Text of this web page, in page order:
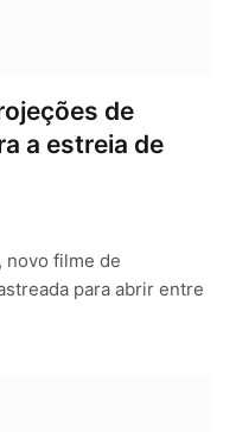
de
a estreia de
novo filme de
para abrir entre